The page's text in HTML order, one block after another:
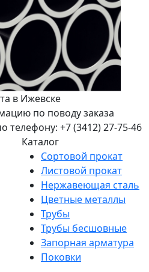
в Ижевске
по поводу заказа
телефону: +7 (3412) 27-75-46
Каталог
Сортовой прокат
Листовой прокат
Нержавеющая сталь
Цветные металлы
Трубы
Трубы бесшовные
Запорная арматура
Поковки